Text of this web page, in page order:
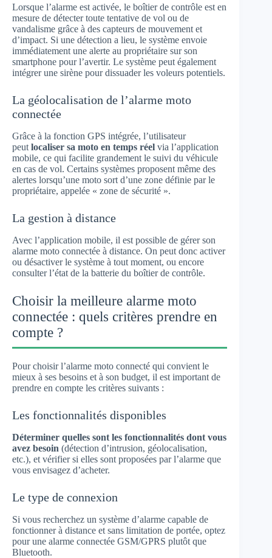
Lorsque l’alarme est activée, le boîtier de contrôle est en
mesure de détecter toute tentative de vol ou de
vandalisme grâce à des capteurs de mouvement et
d’impact. Si une détection a lieu, le système envoie
immédiatement une alerte au propriétaire sur son
smartphone pour l’avertir. Le système peut également
intégrer une sirène pour dissuader les voleurs potentiels.
La géolocalisation de l’alarme moto
connectée
Grâce à la fonction GPS intégrée, l’utilisateur
peut localiser sa moto en temps réel via l’application
mobile, ce qui facilite grandement le suivi du véhicule
en cas de vol. Certains systèmes proposent même des
alertes lorsqu’une moto sort d’une zone définie par le
propriétaire, appelée « zone de sécurité ».
La gestion à distance
Avec l’application mobile, il est possible de gérer son
alarme moto connectée à distance. On peut donc activer
ou désactiver le système à tout moment, ou encore
consulter l’état de la batterie du boîtier de contrôle.
Choisir la meilleure alarme moto
connectée : quels critères prendre en
compte ?
Pour choisir l’alarme moto connecté qui convient le
mieux à ses besoins et à son budget, il est important de
prendre en compte les critères suivants :
Les fonctionnalités disponibles
Déterminer quelles sont les fonctionnalités dont vous
avez besoin (détection d’intrusion, géolocalisation,
etc.), et vérifier si elles sont proposées par l’alarme que
vous envisagez d’acheter.
Le type de connexion
Si vous recherchez un système d’alarme capable de
fonctionner à distance et sans limitation de portée, optez
pour une alarme connectée GSM/GPRS plutôt que
Bluetooth.